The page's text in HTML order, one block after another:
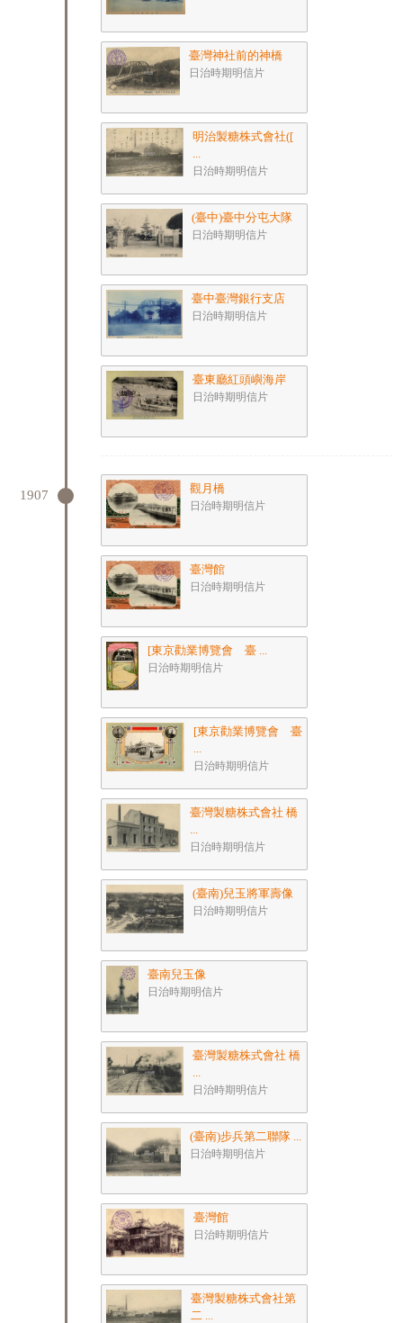
臺灣神社前的神橋
日治時期明信片
明治製糖株式會社([
...
日治時期明信片
(臺中)臺中分屯大隊
日治時期明信片
臺中臺灣銀行支店
日治時期明信片
臺東廳紅頭嶼海岸
日治時期明信片
1907 觀月橋
日治時期明信片
臺灣館
日治時期明信片
[東京勸業博覽會 臺 ...
日治時期明信片
[東京勸業博覽會 臺
...
日治時期明信片
臺灣製糖株式會社 橋
...
日治時期明信片
(臺南)兒玉將軍壽像
日治時期明信片
臺南兒玉像
日治時期明信片
臺灣製糖株式會社 橋
...
日治時期明信片
(臺南)步兵第二聯隊 ...
日治時期明信片
臺灣館
日治時期明信片
臺灣製糖株式會社第
二 ...